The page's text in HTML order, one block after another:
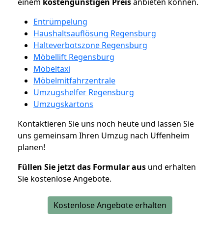
Entrümpelung
Haushaltsauflösung Regensburg
Halteverbotszone Regensburg
Möbellift Regensburg
Möbeltaxi
Möbelmitfahrzentrale
Umzugshelfer Regensburg
Umzugskartons
Kontaktieren Sie uns noch heute und lassen Sie
uns gemeinsam Ihren Umzug nach Uffenheim
planen!
Füllen Sie jetzt das Formular aus und erhalten
Sie kostenlose Angebote.
Kostenlose Angebote erhalten